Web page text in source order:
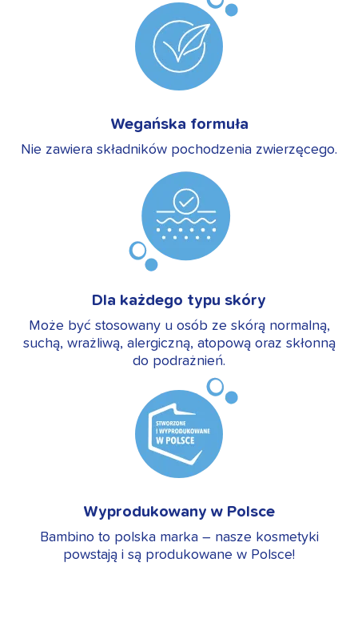
Wegańska formuła
Nie zawiera składników pochodzenia zwierzęcego.
Dla każdego typu skóry
Może być stosowany u osób ze skórą normalną,
suchą, wrażliwą, alergiczną, atopową oraz skłonną
do podrażnień.
Wyprodukowany w Polsce
Bambino to polska marka – nasze kosmetyki
powstają i są produkowane w Polsce!